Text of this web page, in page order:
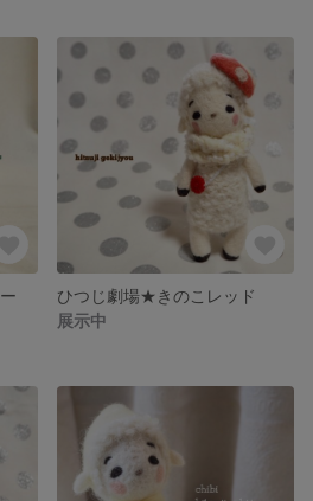
ひつじ劇場★きのこレッド
展示中